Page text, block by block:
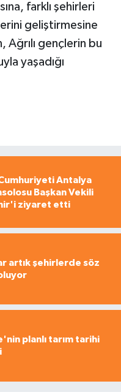
farklı şehirleri
geliştirmesine
Ağrılı gençlerin bu
yaşadığı
Cumhuriyeti Antalya
Başkan Vekili
ziyaret etti
artık şehirlerde söz
planlı tarım tarihi